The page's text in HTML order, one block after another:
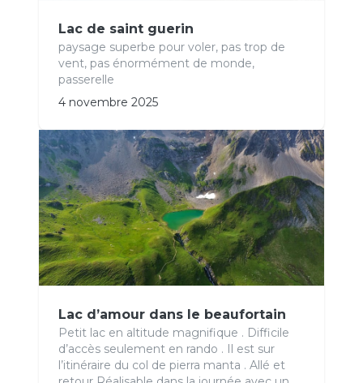
Lac de saint guerin
paysage superbe pour voler, pas trop de
vent, pas énormément de monde,
passerelle
4 novembre 2025
Lac d’amour dans le beaufortain
Petit lac en altitude magnifique . Difficile
d’accès seulement en rando . Il est sur
l’itinéraire du col de pierra manta . Allé et